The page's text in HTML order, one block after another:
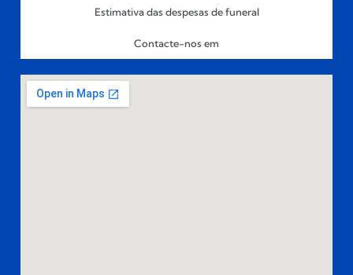
Estimativa das despesas de funeral
Contacte-nos em